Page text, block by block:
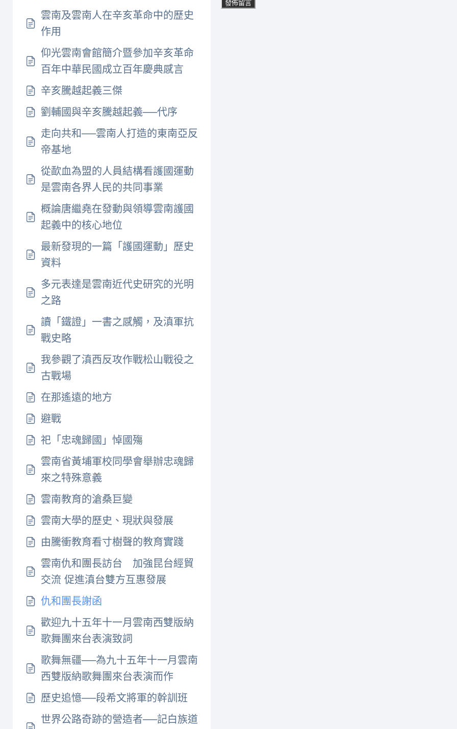
雲南及雲南人在辛亥革命中的歷史
作用
仰光雲南會館簡介暨參加辛亥革命
百年中華民國成立百年慶典感言
辛亥騰越起義三傑
劉輔國與辛亥騰越起義──代序
走向共和──雲南人打造的東南亞反
帝基地
從歃血為盟的人員結構看護國運動
是雲南各界人民的共同事業
概論唐繼堯在發動與領導雲南護國
起義中的核心地位
最新發現的一篇「護國運動」歷史
資料
多元表達是雲南近代史研究的光明
之路
讀「鐵證」一書之感觸，及滇軍抗
戰史略
我參觀了滇西反攻作戰松山戰役之
古戰場
在那遙遠的地方
避戰
祀「忠魂歸國」悼國殤
雲南省黃埔軍校同學會舉辦忠魂歸
來之特殊意義
雲南教育的滄桑巨變
雲南大學的歷史、現狀與發展
由騰衝教育看寸樹聲的教育實踐
雲南仇和團長訪台 加強昆台經貿
交流 促進滇台雙方互惠發展
仇和團長謝函
歡迎九十五年十一月雲南西雙版納
歌舞團來台表演致詞
歌舞無疆──為九十五年十一月雲南
西雙版納歌舞團來台表演而作
歷史追憶──段希文將軍的幹訓班
世界公路奇跡的營造者──記白族道